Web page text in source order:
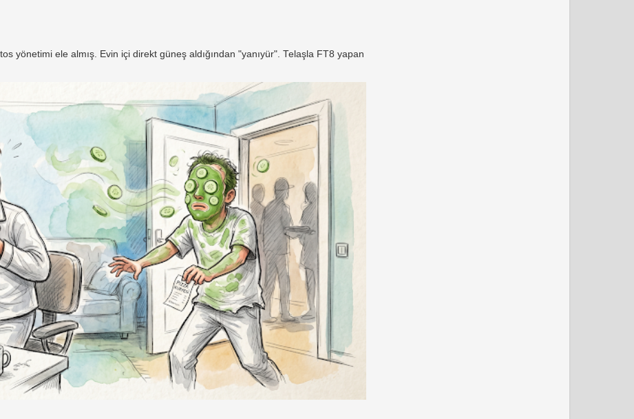
yönetimi ele almış. Evin içi direkt güneş aldığından "yanıyür". Telaşla FT8 yapan